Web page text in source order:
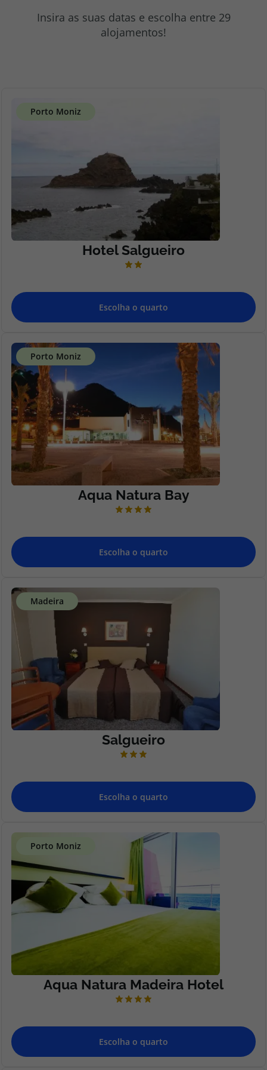
Insira as suas datas e escolha entre 29
alojamentos!